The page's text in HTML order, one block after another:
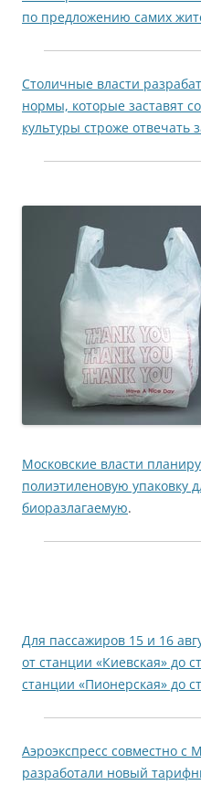
по предложению самих
Столичные власти
нормы, которые заставят
культуры строже отвечать
Московские власти
полиэтиленовую упаковку
биоразлагаемую.
Для пассажиров 15 и 16
от станции «Киевская» до
станции «Пионерская» до
Аэроэкспресс совместно с
разработали новый